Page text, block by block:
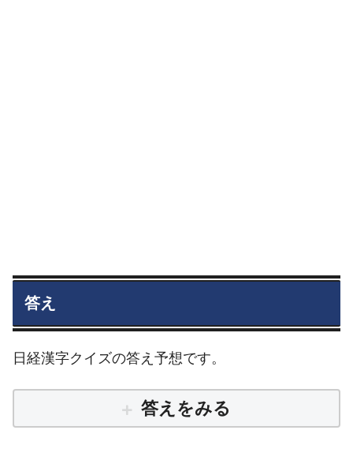
答え
日経漢字クイズの答え予想です。
答えをみる